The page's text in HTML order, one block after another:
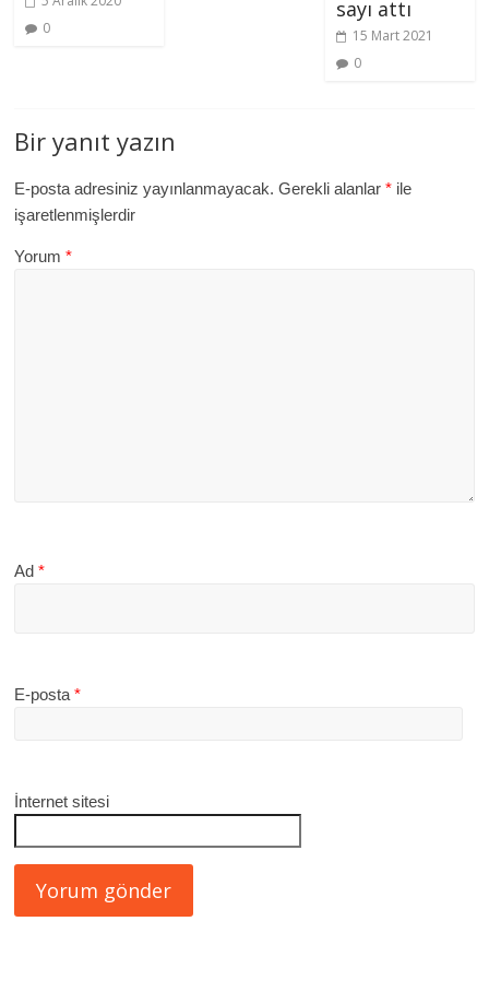
0
sayı attı
15 Mart 2021
0
Bir yanıt yazın
E-posta adresiniz yayınlanmayacak. Gerekli alanlar* ile
işaretlenmişlerdir
Yorum*
Ad*
E-posta*
İnternet sitesi